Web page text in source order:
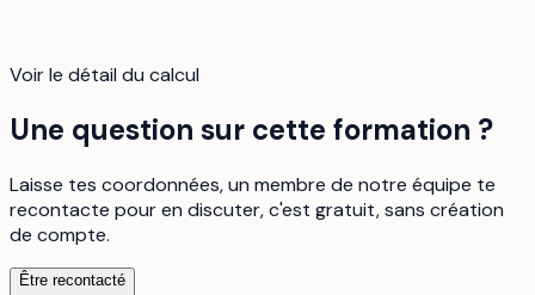
Voir le détail du calcul
Une question sur cette formation ?
Laisse tes coordonnées, un membre de notre équipe te
recontacte pour en discuter, c'est gratuit, sans création
de compte.
Être recontacté